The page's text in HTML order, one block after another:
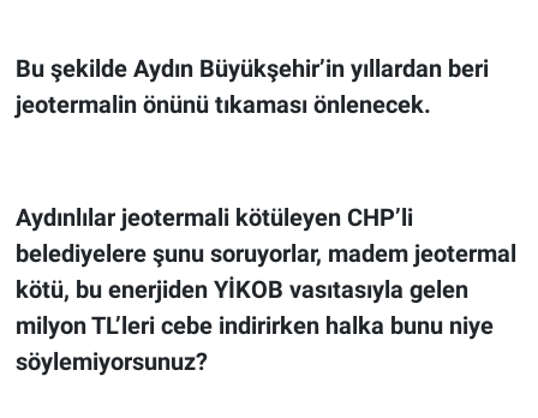
Bu şekilde Aydın Büyükşehir’in yıllardan beri
jeotermalin önünü tıkaması önlenecek.
Aydınlılar jeotermali kötüleyen CHP’li
belediyelere şunu soruyorlar, madem jeotermal
kötü, bu enerjiden YİKOB vasıtasıyla gelen
milyon TL’leri cebe indirirken halka bunu niye
söylemiyorsunuz?